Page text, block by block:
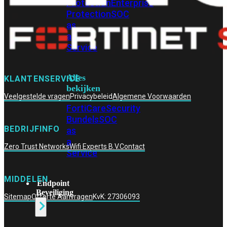
ProtectionEnterprise
ProtectionSOC
as
a
Service
Alles
bekijken
FortiCareSecurity
BundelsSOC
as
a
Service
Endpoint
Beveiliging
KLANTENSERVICE
Veelgestelde vragenPrivacybeleidAlgemene Voorwaarden
BEDRIJFINFO
Zero Trust NetworksWifi Experts B.V.Contact
MIDDELEN
SitemapOfferte AanvragenKvK: 27306093